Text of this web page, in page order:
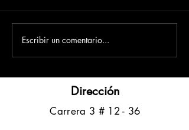
Escribir un comentario...
Dirección
​Carrera 3 # 12 - 36